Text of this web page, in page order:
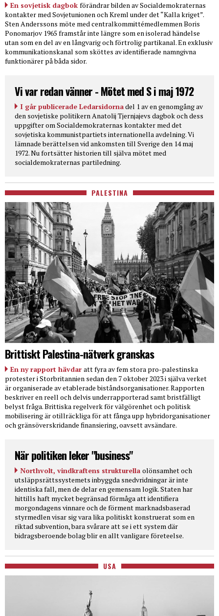
En sovjetisk dagbok förändrar bilden av Socialdemokraternas
kontakter med Sovjetunionen och Kreml under det “Kalla kriget”.
Sten Anderssons möte med centralkommittémedlemmen Boris
Ponomarjov 1965 framstår inte längre som en isolerad händelse
utan som en del av en långvarig och förtrolig partikanal. En exklusiv
kommunikationskanal som sköttes av identifierade namngivna
funktionärer på båda sidor.
Vi var redan vänner - Mötet med S i maj 1972
I går publicerade Ledarsidornadel 1 av en genomgång av
den sovjetiske politikern Anatolij Tjernjajevs dagbok och dess
uppgifter om Socialdemokraternas kontakter med det
sovjetiska kommunistpartiets internationella avdelning. Vi
lämnade berättelsen vid ankomsten till Sverige den 14 maj
1972. Nu fortsätter historien till själva mötet med
socialdemokraternas partiledning.
PALESTINA
Brittiskt Palestina-nätverk granskas
En ny rapport hävdar att fyra av fem stora pro-palestinska
protester i Storbritannien sedan den 7 oktober 2023 i själva verket
är organiserade av etablerade biståndsorganisationer. Rapporten
beskriver en reell och delvis underrapporterad samt bristfälligt
belyst fråga. Brittiska regelverk för välgörenhet och politisk
mobilisering är otillräckliga för att fånga upp hybridorganisationer
och gränsöverskridande finansiering, oavsett avsändare.
När politiken leker "business"
Northvolt, vindkraftens strukturella olönsamhet och
utsläppsrättssystemets inbyggda snedvridningar är inte
identiska fall, men de delar en gemensam logik. Staten har
hittills haft mycket begränsad förmåga att identifiera
morgondagens vinnare och de förment marknadsbaserad
styrmedlen visar sig vara lika politiskt konstruerat som en
riktad subvention, bara svårare att se i ett system där
bidragsberoende bolag blir en allt vanligare företeelse.
USA